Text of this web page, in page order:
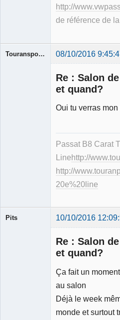
http://
de référence de
Touransportline 08/10/2016
Re : Salon
et quand?
Oui tu verras mon
Passat B8 Carat
Linehttp://
http://
20e%20line
Pits 10/10/2016
Re : Salon
et quand?
Ça fait un
au salon
Déjà le week
monde et surtout